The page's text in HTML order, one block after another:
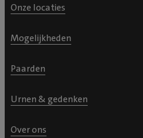
Onze locaties
Mogelijkheden
Paarden
Urnen & gedenken
Over ons